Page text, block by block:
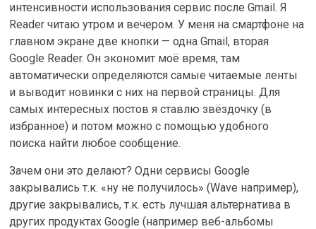
интенсивности использования сервис после Gmail. Я
Reader читаю утром и вечером. У меня на смартфоне на
главном экране две кнопки — одна Gmail, вторая
Google Reader. Он экономит моё время, там
автоматически определяются самые читаемые ленты
и выводит новинки с них на первой страницы. Для
самых интересных постов я ставлю звёздочку (в
избранное) и потом можно с помощью удобного
поиска найти любое сообщение.
Зачем они это делают? Одни сервисы Google
закрывались т.к. «ну не получилось» (Wave например),
другие закрывались, т.к. есть лучшая альтернатива в
других продуктах Google (например веб-альбомы